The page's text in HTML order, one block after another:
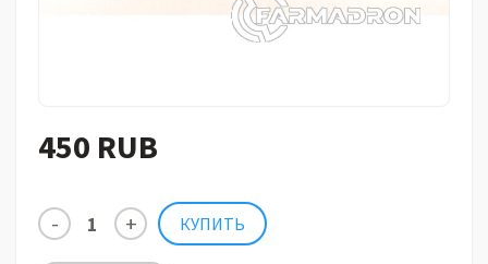
450 RUB